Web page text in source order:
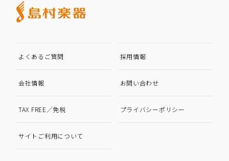
よくあるご質問 採用情報
会社情報 お問い合わせ
TAX FREE／免税 プライバシーポリシー
サイトご利用について